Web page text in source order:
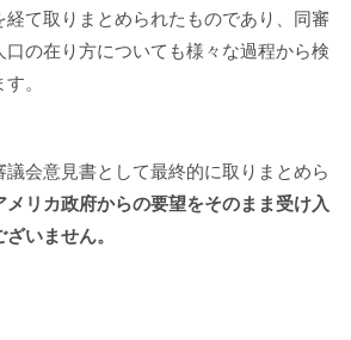
て取りまとめられたものであり、同審
の在り方についても様々な過程から検
。
会意見書として最終的に取りまとめら
メリカ政府からの要望をそのまま受け入
いません。